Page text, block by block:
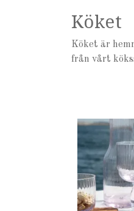
Köket
Köket är
från vårt